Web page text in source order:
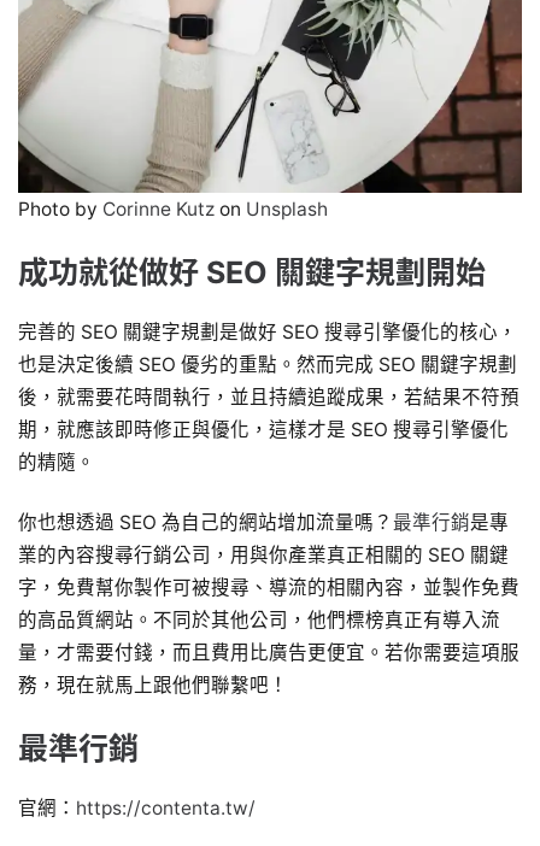
Photo by Corinne Kutz on Unsplash
成功就從做好 SEO 關鍵字規劃開始
完善的 SEO 關鍵字規劃是做好 SEO 搜尋引擎優化的核心，
也是決定後續 SEO 優劣的重點。然而完成 SEO 關鍵字規劃
後，就需要花時間執行，並且持續追蹤成果，若結果不符預
期，就應該即時修正與優化，這樣才是 SEO 搜尋引擎優化
的精隨。
你也想透過 SEO 為自己的網站增加流量嗎？ 最準行銷是專
業的內容搜尋行銷公司，用與你產業真正相關的 SEO 關鍵
字，免費幫你製作可被搜尋、導流的相關內容，並製作免費
的高品質網站。不同於其他公司，他們標榜真正有導入流
量，才需要付錢，而且費用比廣告更便宜。若你需要這項服
務，現在就馬上跟他們聯繫吧！
最準行銷
官網： https://contenta.tw/